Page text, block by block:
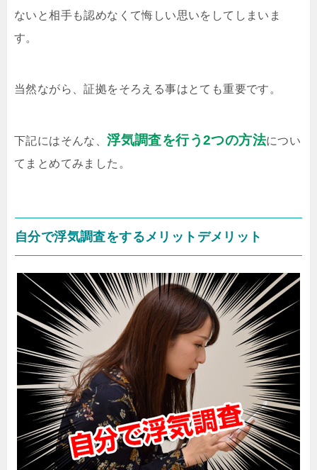
ないと相手も認めなくて悔しい思いをしてしまいま
す。
当然ながら、証拠をそろえる事はとても重要です。
下記にはそんな、浮気調査を行う2つの方法につい
てまとめてみました。
自分で浮気調査をするメリットデメリット